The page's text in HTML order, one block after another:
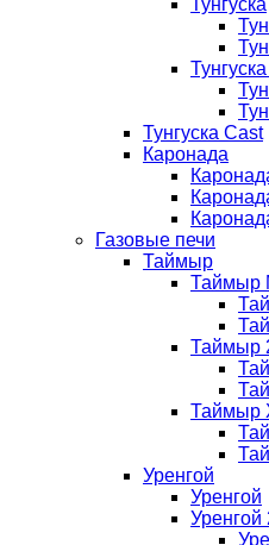
Тунгуска
Тунгуска Cast
Каронада
Газовые печи
Таймыр
Таймыр
Таймыр
Таймыр
Уренгой
Уренгой
Уренгой